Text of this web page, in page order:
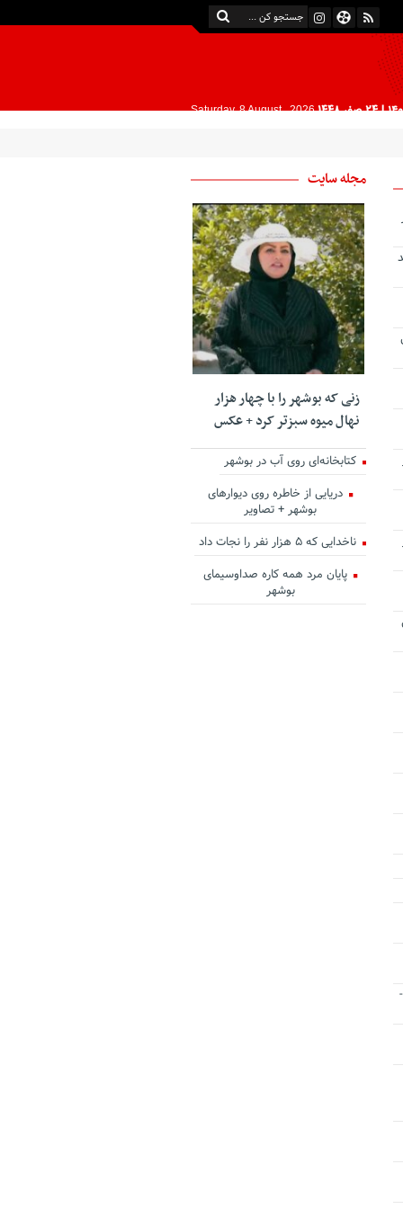
| 24 صفر 1448 Saturday, 8 August , 2026
مجله سایت
زنی که بوشهر را با چهار هزار
نهال میوه سبزتر کرد + عکس
کتابخانه‌ای روی آب در بوشهر
دریایی از خاطره روی دیوارهای
بوشهر + تصاویر
ناخدایی که ۵ هزار نفر را نجات داد
پایان مرد همه کاره صداوسیمای
بوشهر